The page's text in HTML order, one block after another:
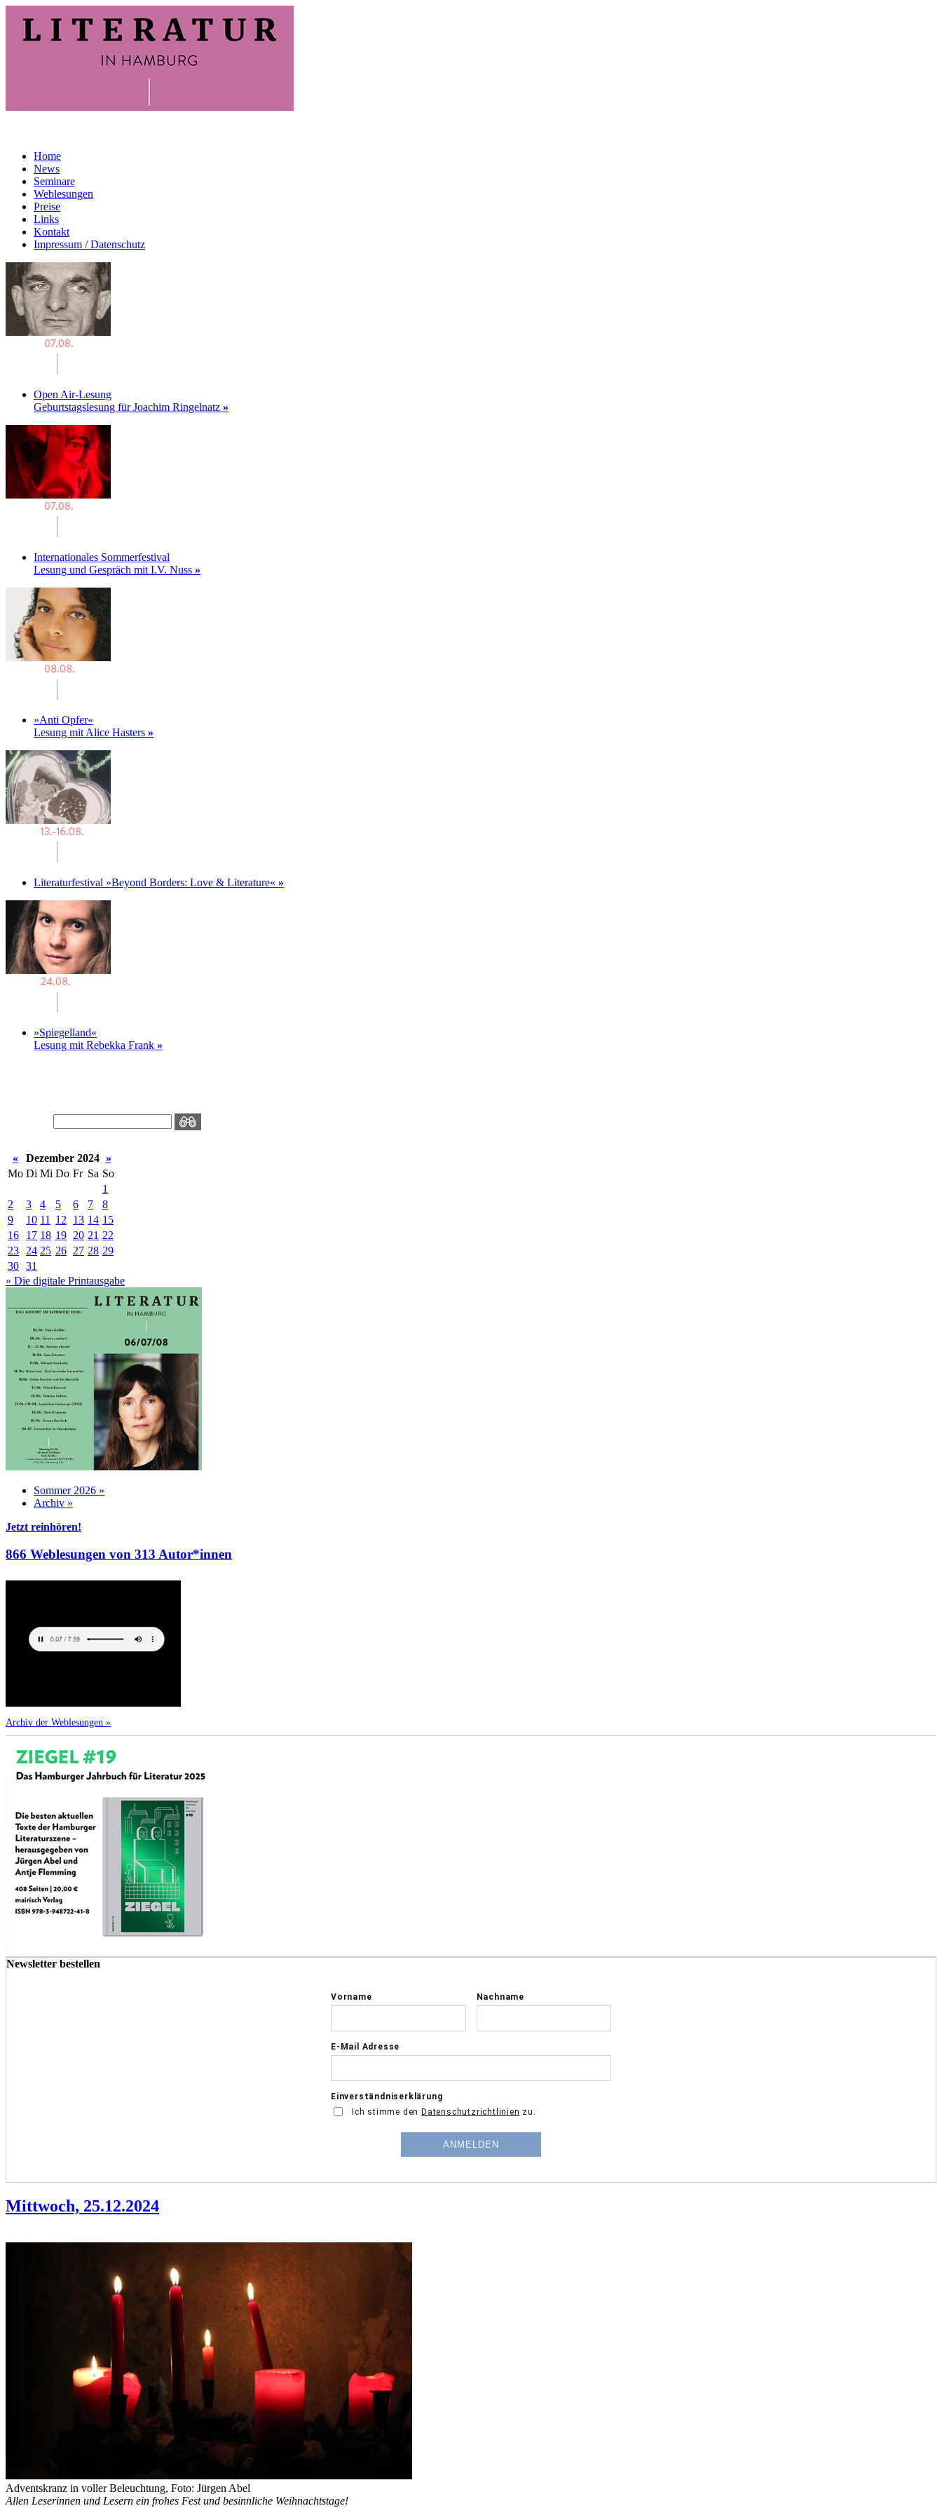
Home
News
Seminare
Weblesungen
Preise
Links
Kontakt
Impressum / Datenschutz
Open Air-Lesung
Geburtstagslesung für Joachim Ringelnatz »
Internationales Sommerfestival
Lesung und Gespräch mit I.V. Nuss »
»Anti Opfer«
Lesung mit Alice Hasters »
Literaturfestival »Beyond Borders: Love & Literature« »
»Spiegelland«
Lesung mit Rebekka Frank »
« Dezember 2024 »
Mo Di Mi Do Fr Sa So
1
2
3 4 5 6 7
8
9
10 11 12 13 14 15
16
17 18 19 20 21 22
23
24 25 26 27 28 29
30 31
» Die digitale Printausgabe
Sommer 2026 »
Archiv »
Jetzt reinhören!
866 Weblesungen von 313 Autor*innen
Archiv der Weblesungen »
Newsletter bestellen
Mittwoch, 25.12.2024
Adventskranz in voller Beleuchtung, Foto: Jürgen Abel
Allen Leserinnen und Lesern ein frohes Fest und besinnliche Weihnachtstage!